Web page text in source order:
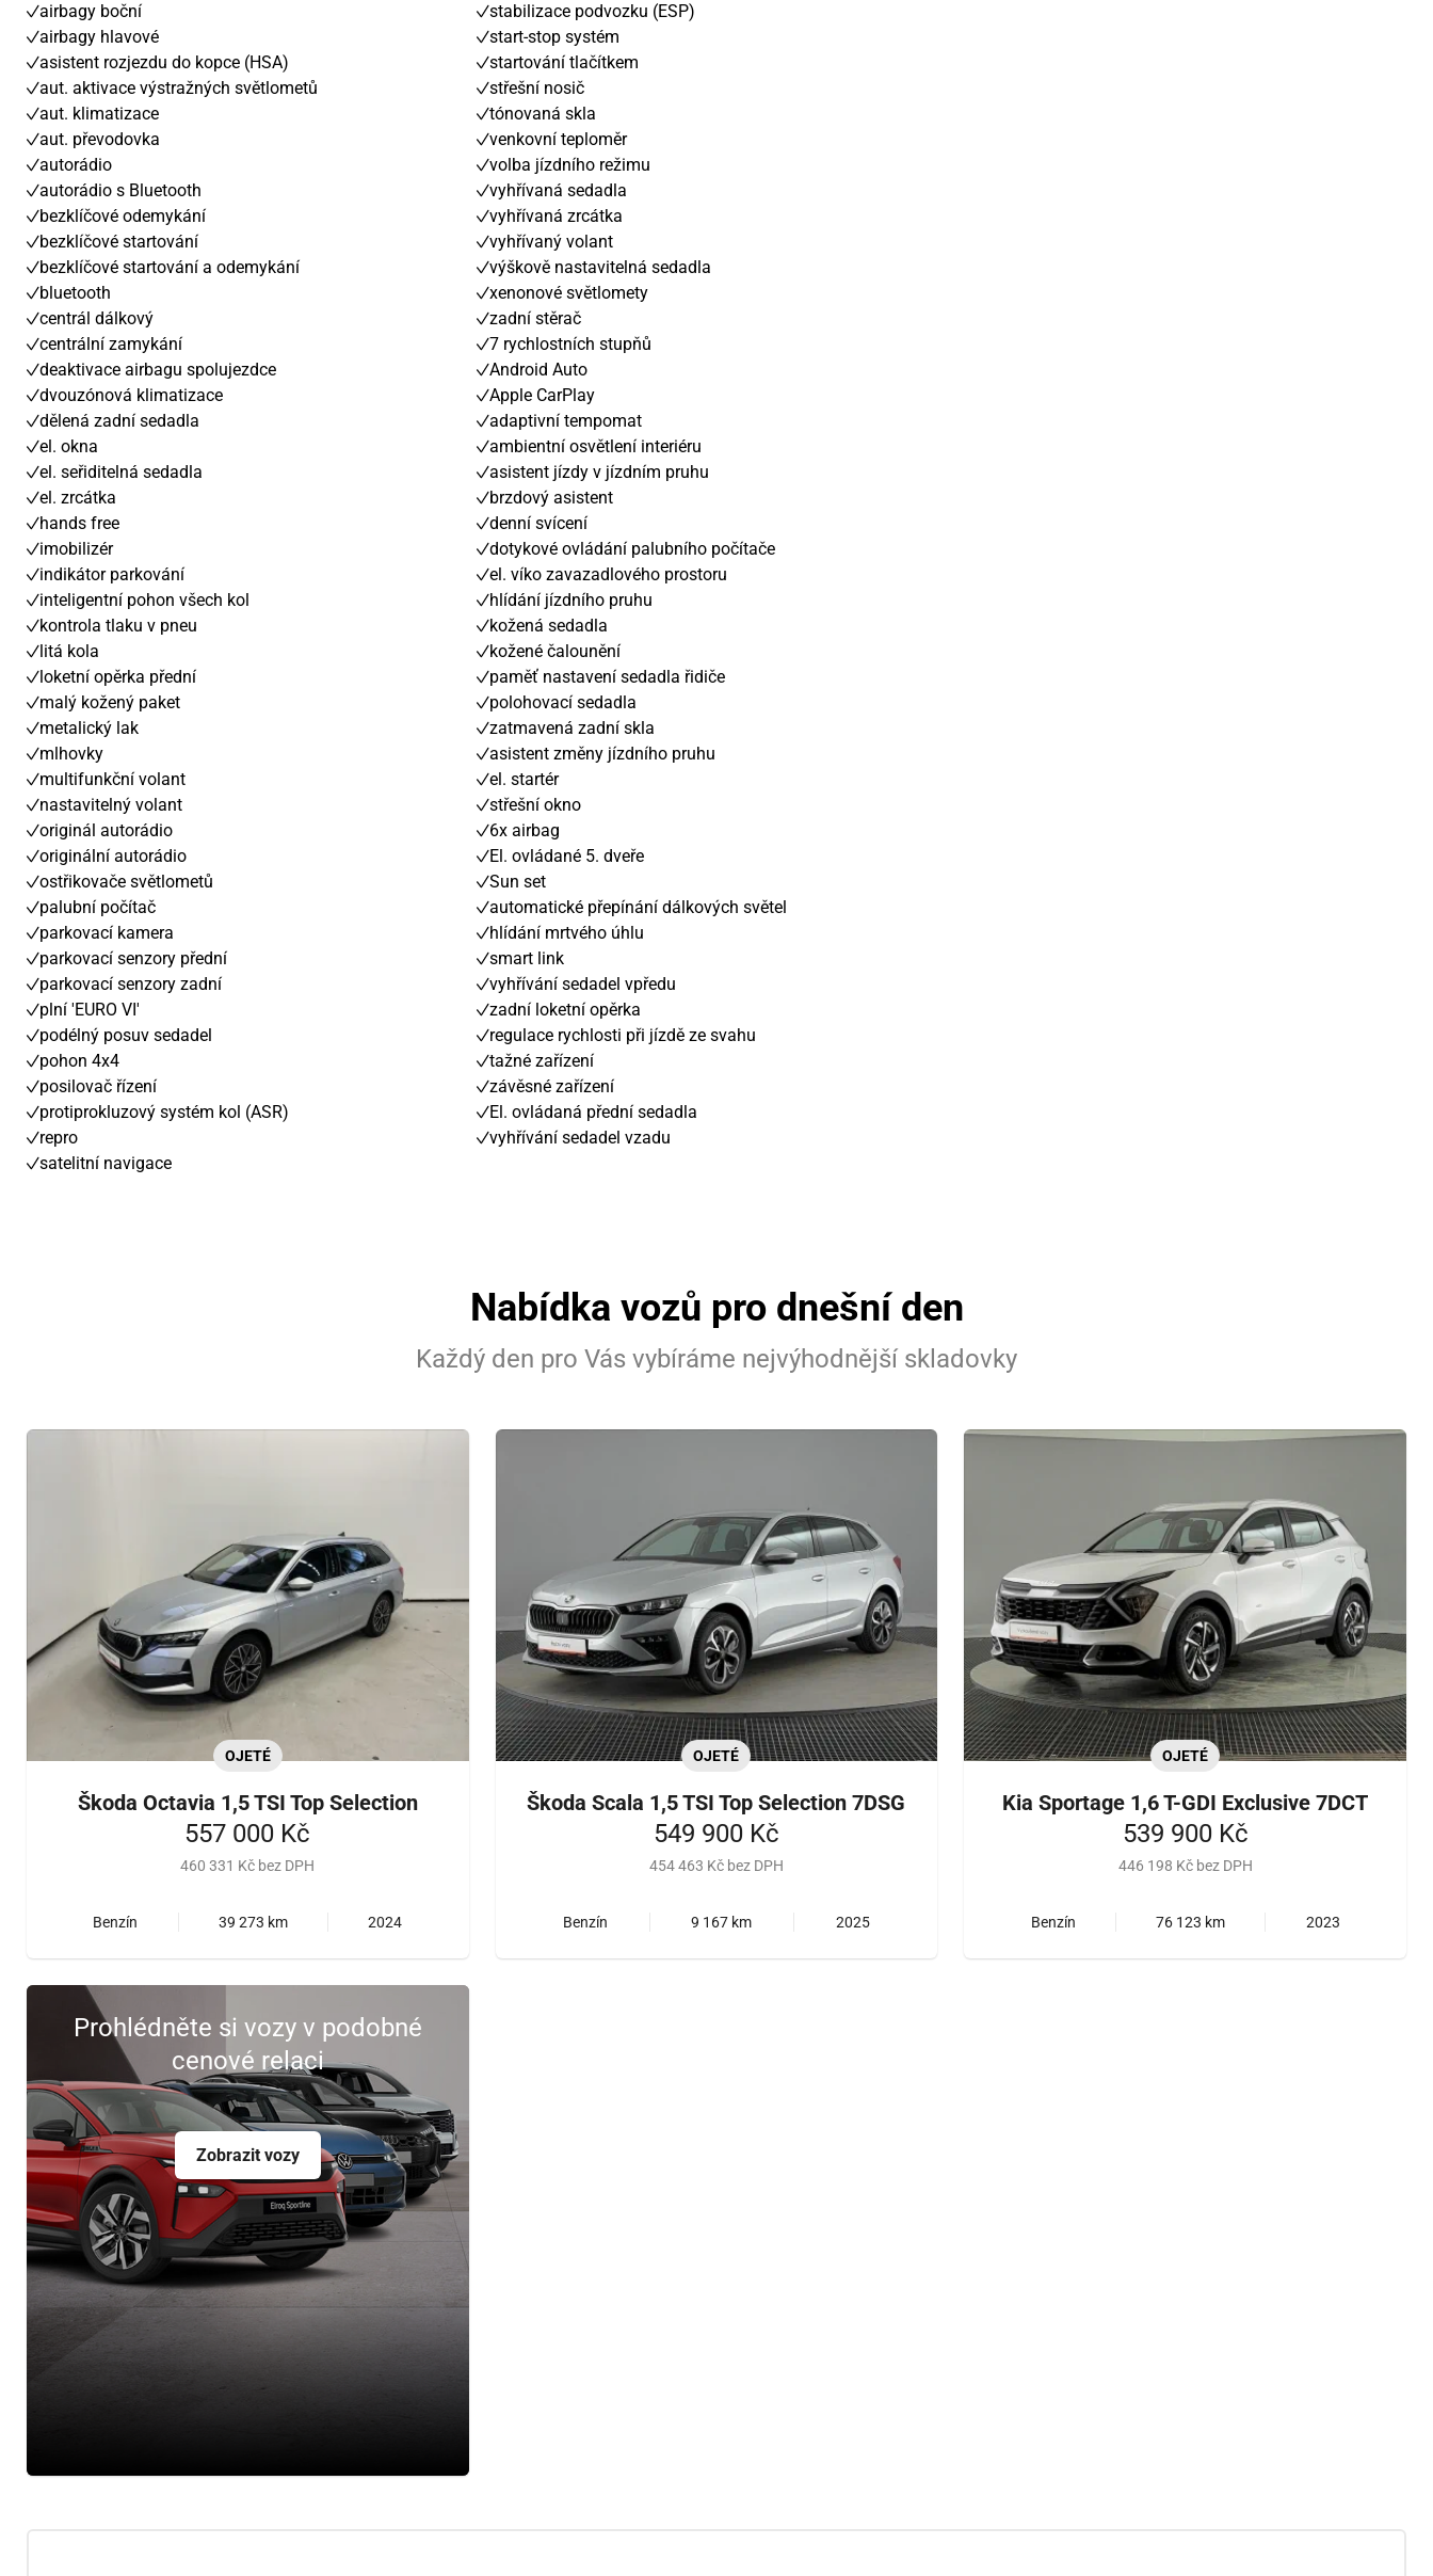
airbagy boční
airbagy hlavové
asistent rozjezdu do kopce (HSA)
aut. aktivace výstražných světlometů
aut. klimatizace
aut. převodovka
autorádio
autorádio s Bluetooth
bezklíčové odemykání
bezklíčové startování
bezklíčové startování a odemykání
bluetooth
centrál dálkový
centrální zamykání
deaktivace airbagu spolujezdce
dvouzónová klimatizace
dělená zadní sedadla
el. okna
el. seřiditelná sedadla
el. zrcátka
hands free
imobilizér
indikátor parkování
inteligentní pohon všech kol
kontrola tlaku v pneu
litá kola
loketní opěrka přední
malý kožený paket
metalický lak
mlhovky
multifunkční volant
nastavitelný volant
originál autorádio
originální autorádio
ostřikovače světlometů
palubní počítač
parkovací kamera
parkovací senzory přední
parkovací senzory zadní
plní 'EURO VI'
podélný posuv sedadel
pohon 4x4
posilovač řízení
protiprokluzový systém kol (ASR)
repro
satelitní navigace
stabilizace podvozku (ESP)
start-stop systém
startování tlačítkem
střešní nosič
tónovaná skla
venkovní teploměr
volba jízdního režimu
vyhřívaná sedadla
vyhřívaná zrcátka
vyhřívaný volant
výškově nastavitelná sedadla
xenonové světlomety
zadní stěrač
7 rychlostních stupňů
Android Auto
Apple CarPlay
adaptivní tempomat
ambientní osvětlení interiéru
asistent jízdy v jízdním pruhu
brzdový asistent
denní svícení
dotykové ovládání palubního počítače
el. víko zavazadlového prostoru
hlídání jízdního pruhu
kožená sedadla
kožené čalounění
paměť nastavení sedadla řidiče
polohovací sedadla
zatmavená zadní skla
asistent změny jízdního pruhu
el. startér
střešní okno
6x airbag
El. ovládané 5. dveře
Sun set
automatické přepínání dálkových světel
hlídání mrtvého úhlu
smart link
vyhřívání sedadel vpředu
zadní loketní opěrka
regulace rychlosti při jízdě ze svahu
tažné zařízení
závěsné zařízení
El. ovládaná přední sedadla
vyhřívání sedadel vzadu
Nabídka vozů pro dnešní den
Každý den pro Vás vybíráme nejvýhodnější skladovky
OJETÉ
Škoda Octavia 1,5 TSI Top Selection
557 000 Kč
460 331 Kč bez DPH
Benzín 39 273 km 2024
OJETÉ
Škoda Scala 1,5 TSI Top Selection 7DSG
549 900 Kč
454 463 Kč bez DPH
Benzín 9 167 km 2025
OJETÉ
Kia Sportage 1,6 T-GDI Exclusive 7DCT
539 900 Kč
446 198 Kč bez DPH
Benzín 76 123 km 2023
Prohlédněte si vozy v podobné
cenové relaci
Zobrazit vozy